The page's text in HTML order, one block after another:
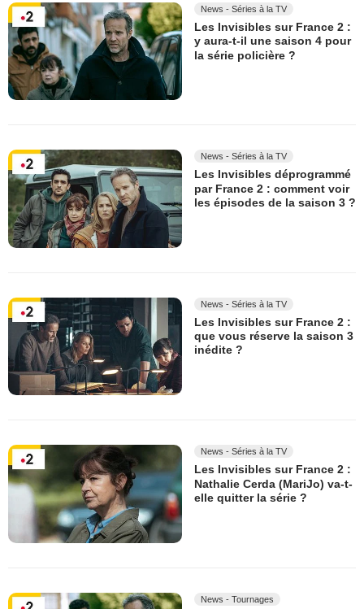
News - Séries à la TV
Les Invisibles sur France 2 :
y aura-t-il une saison 4 pour
la série policière ?
News - Séries à la TV
Les Invisibles déprogrammé
par France 2 : comment voir
les épisodes de la saison 3 ?
News - Séries à la TV
Les Invisibles sur France 2 :
que vous réserve la saison 3
inédite ?
News - Séries à la TV
Les Invisibles sur France 2 :
Nathalie Cerda (MariJo) va-t-
elle quitter la série ?
News - Tournages